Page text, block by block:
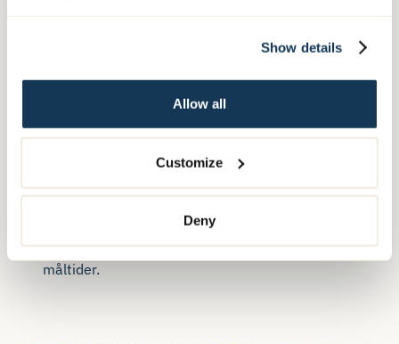
Show details
Allow all
Customize
Deny
Personlig omsorg för vardagliga sysslor, bland annat
hygien och hjälp med klädsel.
specifika behov.
Personligt anpassad inköpsassistering enligt
Matlagning med näringsrika och välsmakande
måltider.